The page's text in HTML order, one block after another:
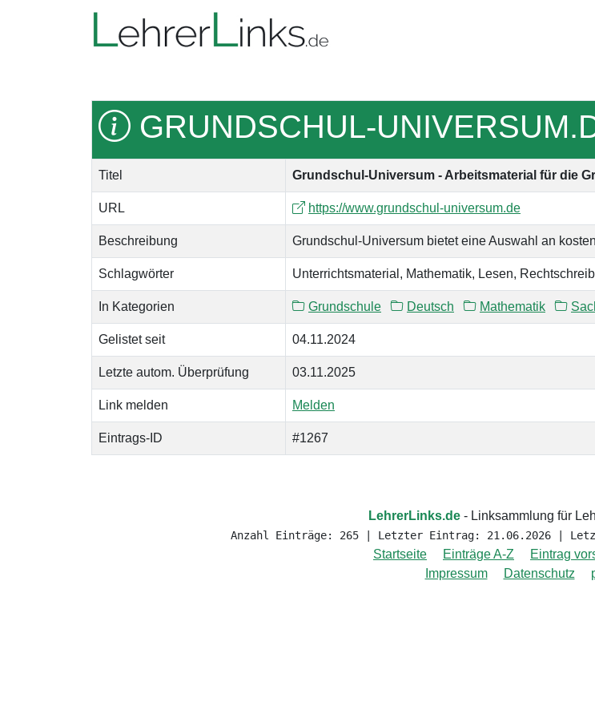
GRUNDSCHUL-
Titel Grundschul-Universum - Arbeitsmaterial für die
URL https://www.grundschul-universum.de
Beschreibung Grundschul-Universum bietet eine Auswahl an
Schlagwörter Unterrichtsmaterial, Mathematik, Lesen,
In Kategorien Grundschule Deutsch Mathematik
Gelistet seit 04.11.2024
Letzte autom. Überprüfung 03.11.2025
Link melden Melden
Eintrags-ID #1267
LehrerLinks.de- Linksammlung für
Anzahl Einträge: 265 | Letzter Eintrag: 21.06.2026 |
Startseite Einträge A-Z Eintrag
Impressum
Datenschutz